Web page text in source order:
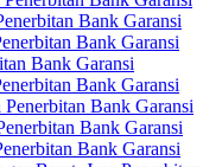
Bank Garansi
Bank Garansi
Bank Garansi
Bank Garansi
Penerbitan Bank Garansi
Bank Garansi
Bank Garansi